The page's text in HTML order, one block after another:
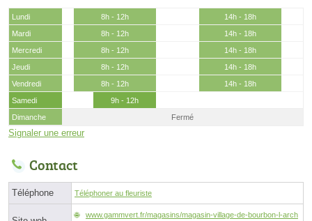
Lundi 8h - 12h
14h - 18h
Mardi
8h - 12h
14h - 18h
Mercredi
8h - 12h
14h - 18h
Jeudi
8h - 12h
14h - 18h
Vendredi
8h - 12h
14h - 18h
Samedi
9h - 12h
Dimanche
Fermé
Signaler une erreur
Contact
Téléphone Téléphoner au fleuriste
www.gammvert.fr/magasins/magasin-village-de-bourbon-l-arch